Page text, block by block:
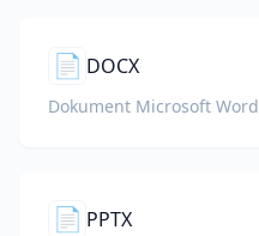
📄 DOCX
Dokument Microsoft Word
📄 PPTX